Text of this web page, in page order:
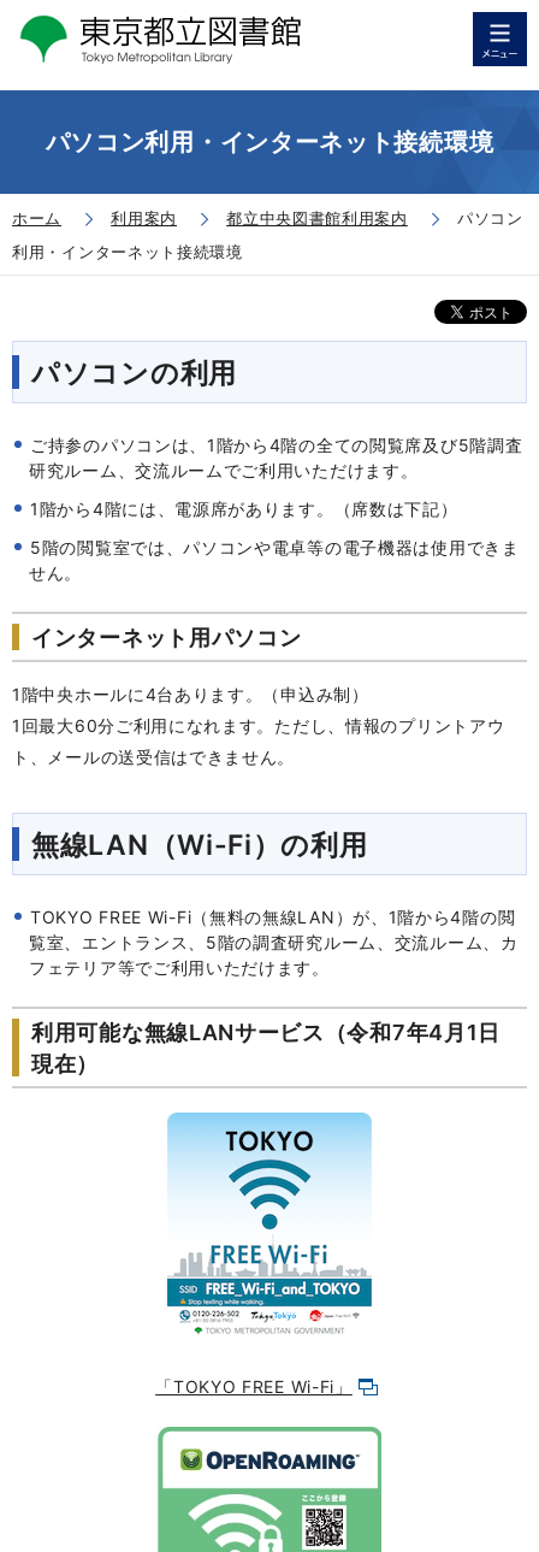
パソコン利用・インターネット接続環境
ホーム 利用案内 都立中央図書館利用案内
パソコン
利用・インターネット接続環境
パソコンの利用
ご持参のパソコンは、1階から4階の全ての閲覧席及び5階調査
研究ルーム、交流ルームでご利用いただけます。
1階から4階には、電源席があります。（席数は下記）
5階の閲覧室では、パソコンや電卓等の電子機器は使用できま
せん。
インターネット用パソコン
1階中央ホールに4台あります。（申込み制）
1回最大60分ご利用になれます。ただし、情報のプリントアウ
ト、メールの送受信はできません。
無線LAN（Wi-Fi）の利用
TOKYO FREE Wi-Fi（無料の無線LAN）が、1階から4階の閲
覧室、エントランス、5階の調査研究ルーム、交流ルーム、カ
フェテリア等でご利用いただけます。
利用可能な無線LANサービス（令和7年4月1日
現在）
「TOKYO FREE Wi-Fi」